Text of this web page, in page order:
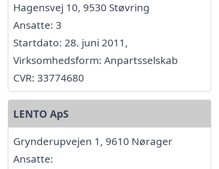
Hagensvej 10, 9530 Støvring
Ansatte: 3
Startdato: 28. juni 2011,
Virksomhedsform: Anpartsselskab
CVR: 33774680
LENTO ApS
Grynderupvejen 1, 9610 Nørager
Ansatte: